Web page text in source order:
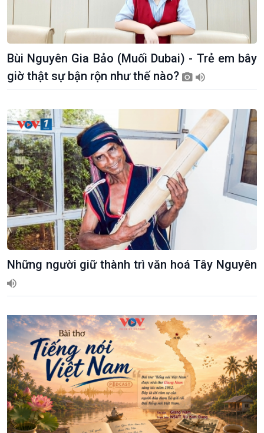
Xã hội
Tin Đời sống & Xã hội
360 độ Sức khỏe
Chuyển đổi Xanh
Tài nguyên và Môi trường
Khoa học & Công nghệ
Tin Khoa học & Công nghệ
Kết nối công nghệ
Sống chung với biến đổi
khí hậu
Bùi Nguyên Gia Bảo (Muối Dubai) - Trẻ em bây
giờ thật sự bận rộn như thế nào?
Những người giữ thành trì văn hoá Tây Nguyên